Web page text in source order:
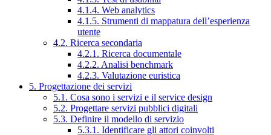
4.1.4. Web analytics
4.1.5. Strumenti di mappatura dell’esperienza
utente
4.2. Ricerca secondaria
4.2.1. Ricerca documentale
4.2.2. Analisi benchmark
4.2.3. Valutazione euristica
5. Progettazione dei servizi
5.1. Cosa sono i servizi e il service design
5.2. Progettare servizi pubblici digitali
5.3. Definire il modello di servizio
5.3.1. Identificare gli attori coinvolti